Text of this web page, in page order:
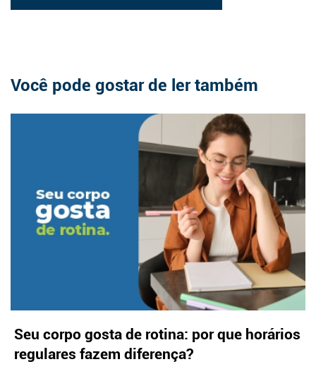
Você pode gostar de ler também
Seu corpo gosta de rotina: por que horários
regulares fazem diferença?